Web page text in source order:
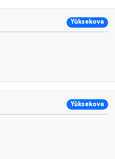
Yüksekova
Yüksekova